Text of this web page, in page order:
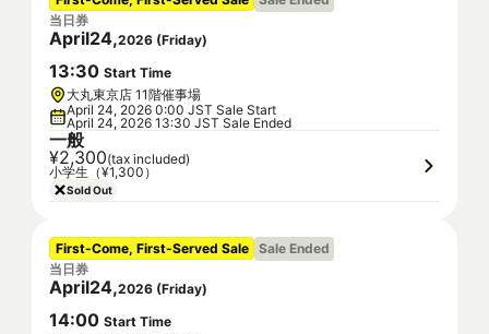
当日券
April24,2026 (Friday)
13:30 Start Time
大丸東京店 11階催事場
April 24, 2026 0:00 JST Sale Start
April 24, 2026 13:30 JST Sale Ended
一般
¥2,300(tax included)
小学生（¥1,300）
Sold Out
First-Come, First-Served Sale Sale Ended
当日券
April24,2026 (Friday)
14:00 Start Time